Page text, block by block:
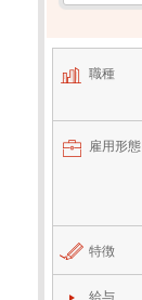
職種
雇用形態
特徴
給与